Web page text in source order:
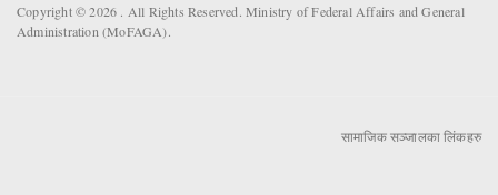
Copyright © 2026 . All Rights Reserved. Ministry of Federal Affairs and General
Administration (MoFAGA).
सामाजिक सञ्जालका लिंकहरु